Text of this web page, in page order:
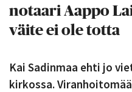
notaari Aappo
väite ei ole totta
Kai Sadinmaa ehti jo
kirkossa.